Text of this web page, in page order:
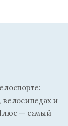
велосипедах и
— самый